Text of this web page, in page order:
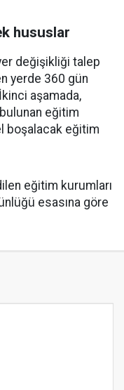
hususlar
değişikliği talep
yerde 360 gün
aşamada,
eğitim
boşalacak eğitim
eğitim kurumları
esasına göre